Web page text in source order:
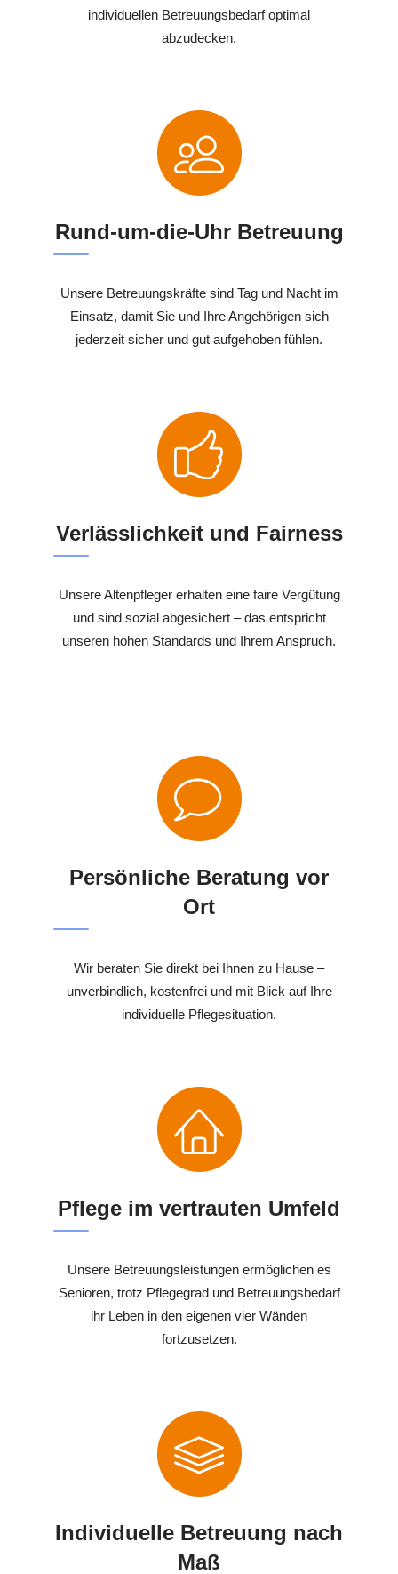
individuellen Betreuungsbedarf optimal
abzudecken.
Rund-um-die-Uhr Betreuung
Unsere Betreuungskräfte sind Tag und Nacht im
Einsatz, damit Sie und Ihre Angehörigen sich
jederzeit sicher und gut aufgehoben fühlen.
Verlässlichkeit und Fairness
Unsere Altenpfleger erhalten eine faire Vergütung
und sind sozial abgesichert – das entspricht
unseren hohen Standards und Ihrem Anspruch.
Persönliche Beratung vor
Ort
Wir beraten Sie direkt bei Ihnen zu Hause –
unverbindlich, kostenfrei und mit Blick auf Ihre
individuelle Pflegesituation.
Pflege im vertrauten Umfeld
Unsere Betreuungsleistungen ermöglichen es
Senioren, trotz Pflegegrad und Betreuungsbedarf
ihr Leben in den eigenen vier Wänden
fortzusetzen.
Individuelle Betreuung nach
Maß